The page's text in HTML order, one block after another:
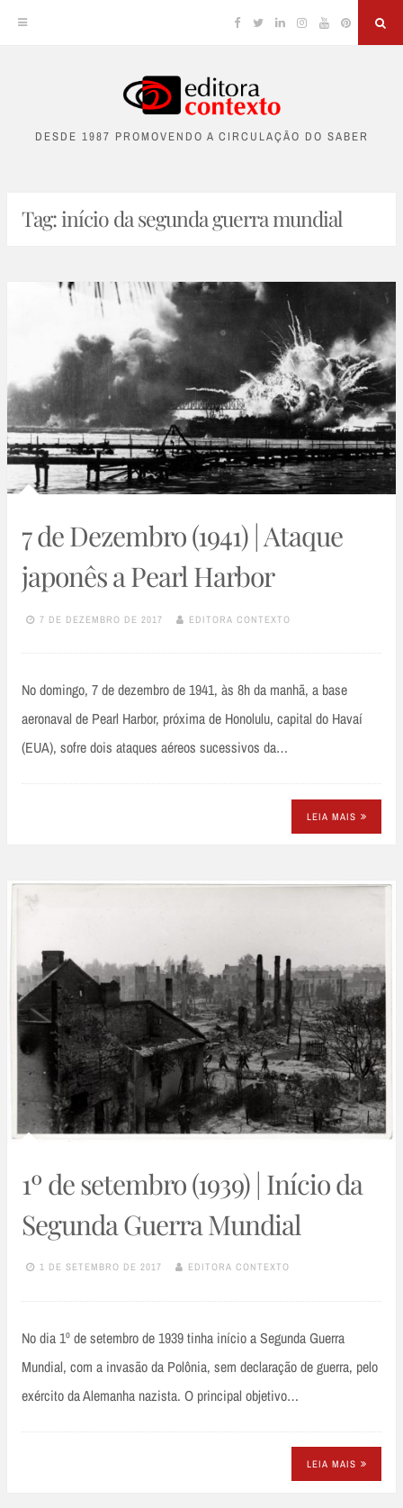
content
Facebook
TwitterLinkedinInstagram
YouTubePinterest
DESDE 1987 PROMOVENDO A CIRCULAÇÃO DO SABER
Tag:início da segunda guerra mundial
7 de Dezembro (1941) | Ataque
japonês a Pearl Harbor
7 DE DEZEMBRO DE 2017 EDITORA CONTEXTO
No domingo, 7 de dezembro de 1941, às 8h da manhã, a base
aeronaval de Pearl Harbor, próxima de Honolulu, capital do Havaí
(EUA), sofre dois ataques aéreos sucessivos da…
LEIA MAIS
1º de setembro (1939) | Início da
Segunda Guerra Mundial
1 DE SETEMBRO DE 2017 EDITORA CONTEXTO
No dia 1º de setembro de 1939 tinha início a Segunda Guerra
Mundial, com a invasão da Polônia, sem declaração de guerra, pelo
exército da Alemanha nazista. O principal objetivo…
LEIA MAIS